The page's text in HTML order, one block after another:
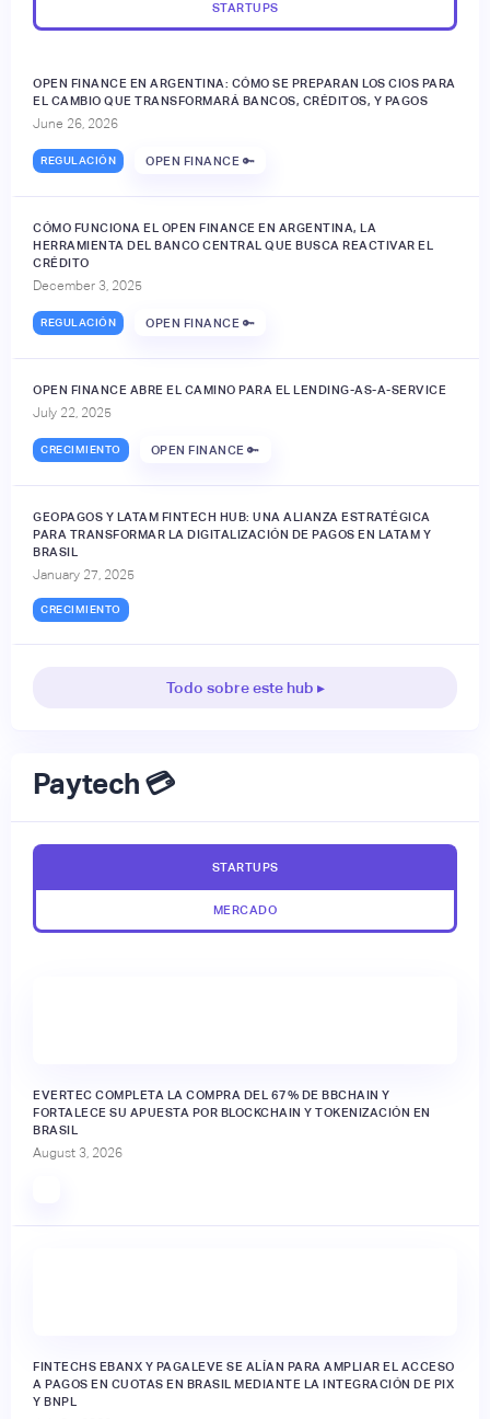
STARTUPS
OPEN FINANCE EN ARGENTINA: CÓMO SE PREPARAN LOS CIOS PARA
EL CAMBIO QUE TRANSFORMARÁ BANCOS, CRÉDITOS, Y PAGOS
June 26, 2026
REGULACIÓN OPEN FINANCE 🔑
CÓMO FUNCIONA EL OPEN FINANCE EN ARGENTINA, LA
HERRAMIENTA DEL BANCO CENTRAL QUE BUSCA REACTIVAR EL
CRÉDITO
December 3, 2025
REGULACIÓN OPEN FINANCE 🔑
OPEN FINANCE ABRE EL CAMINO PARA EL LENDING-AS-A-SERVICE
July 22, 2025
CRECIMIENTO OPEN FINANCE 🔑
GEOPAGOS Y LATAM FINTECH HUB: UNA ALIANZA ESTRATÉGICA
PARA TRANSFORMAR LA DIGITALIZACIÓN DE PAGOS EN LATAM Y
BRASIL
January 27, 2025
CRECIMIENTO
Todo sobre este hub ▸
Paytech 💳
STARTUPS
MERCADO
EVERTEC COMPLETA LA COMPRA DEL 67% DE BBCHAIN Y
FORTALECE SU APUESTA POR BLOCKCHAIN Y TOKENIZACIÓN EN
BRASIL
August 3, 2026
FINTECHS EBANX Y PAGALEVE SE ALÍAN PARA AMPLIAR EL ACCESO
A PAGOS EN CUOTAS EN BRASIL MEDIANTE LA INTEGRACIÓN DE PIX
Y BNPL